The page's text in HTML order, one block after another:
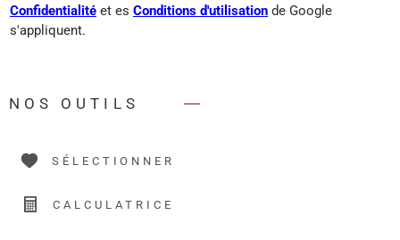
Confidentialité et es Conditions d'utilisation de Google
s'appliquent.
NOS OUTILS
SÉLECTIONNER
CALCULATRICE